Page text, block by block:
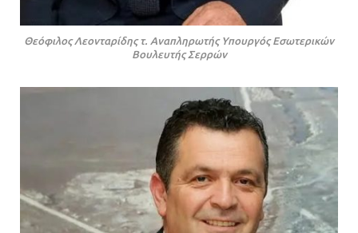
Θεόφιλος Λεονταρίδης τ. Αναπληρωτής Υπουργός Εσωτερικών
Βουλευτής Σερρών